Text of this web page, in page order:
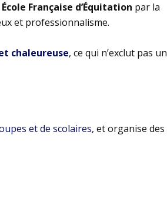
École Française d’Équitation par la
et professionnalisme.
chaleureuse, ce qui n’exclut pas un
et de scolaires, et organise des